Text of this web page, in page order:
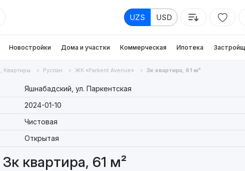
UZS USD
Новостройки Дома и участки Коммерческая Ипотека
Квартиры Руслан ЖК «Parkent Avenue» 3к квартира, 61 м²
Яшнабадский, ул. Паркентская
2024-01-10
Чистовая
Открытая
квартира, 61 м²